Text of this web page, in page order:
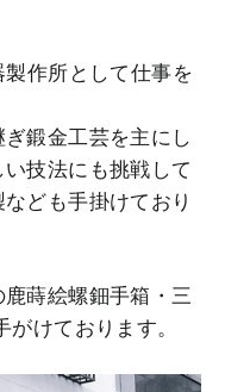
作所として仕事を
鍛金工芸を主にし
技法にも挑戦して
ども手掛けており
蒔絵螺鈿手箱・三
けております。